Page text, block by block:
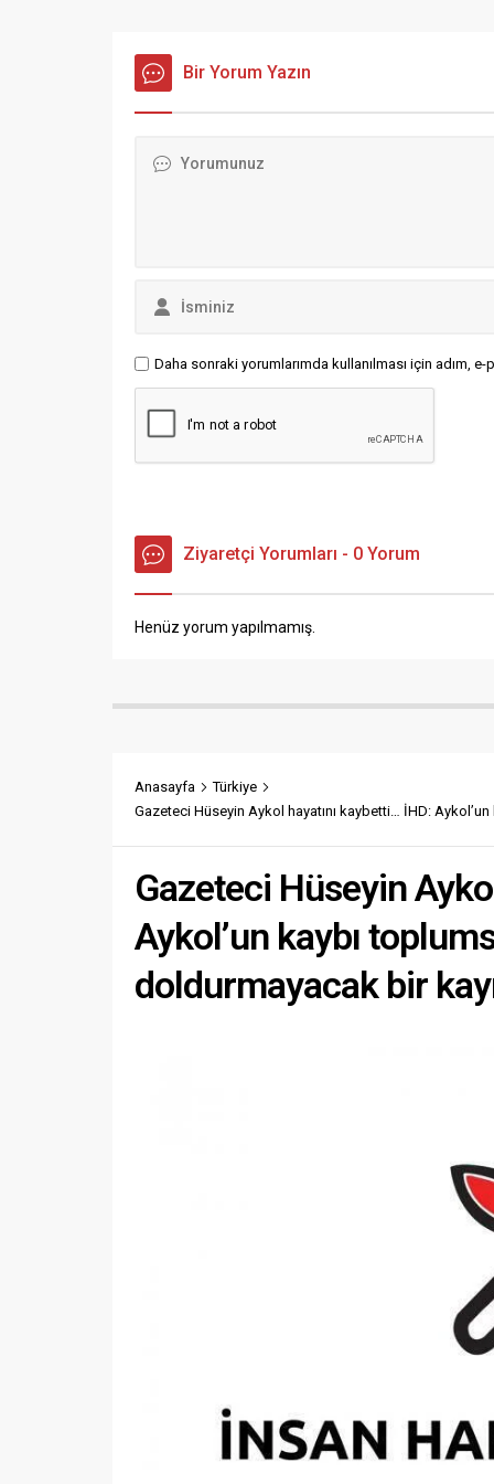
gibi, sensörler ve...
hiç
Bir Yorum Yazın
Daha sonraki yorumlarımda kullanılması için adım,
Ziyaretçi Yorumları - 0 Yorum
Henüz yorum yapılmamış.
Anasayfa
Türkiye
Gazeteci Hüseyin Aykol hayatını kaybetti… İHD:
Gazeteci Hüseyin
Aykol’un kaybı
doldurmayacak bir